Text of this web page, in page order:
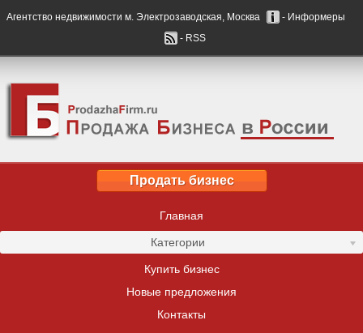
Агентство недвижимости м. Электрозаводская, Москва
- Информеры
- RSS
Продать бизнес
Главная
Категории
Купить бизнес
Новые предложения
Контакты